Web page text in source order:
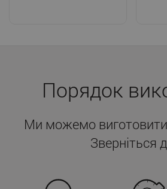
Порядок
Ми можемо
Зверніться